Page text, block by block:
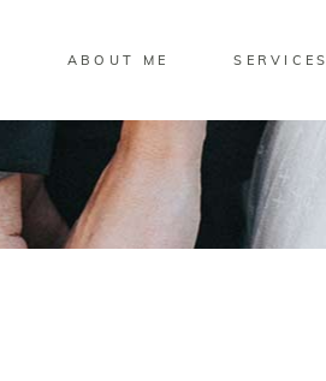
ABOUT ME SERVICES